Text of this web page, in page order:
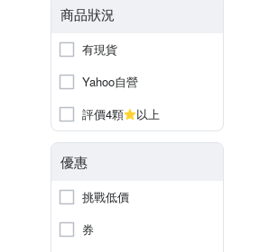
商品狀況
有現貨
Yahoo自營
評價4顆
以上
優惠
挑戰低價
券